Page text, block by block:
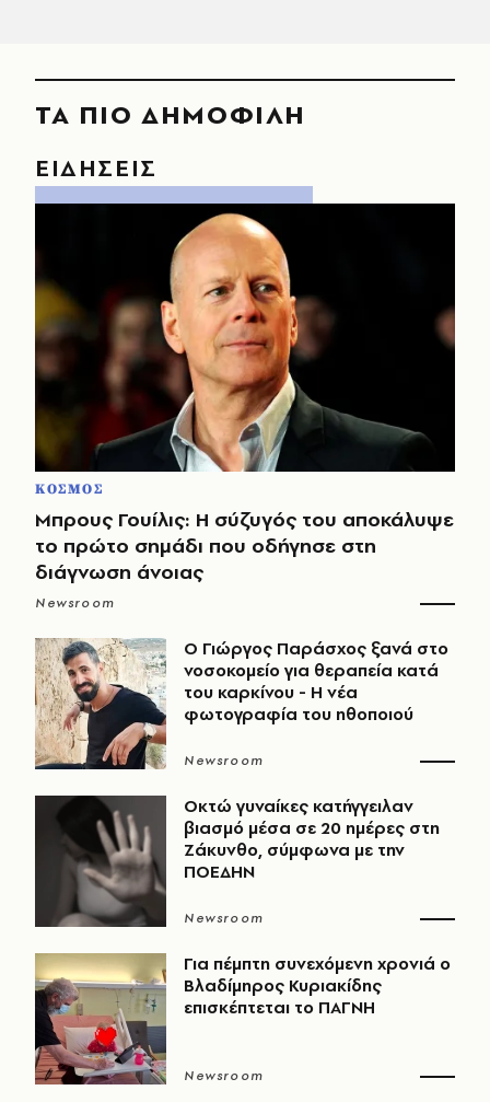
ΤΑ ΠΙΟ ΔΗΜΟΦΙΛΗ
ΕΙΔΗΣΕΙΣ
ΚΟΣΜΟΣ
Μπρους Γουίλις: Η σύζυγός του αποκάλυψε
το πρώτο σημάδι που οδήγησε στη
διάγνωση άνοιας
Newsroom
O Γιώργος Παράσχος ξανά στο
νοσοκομείο για θεραπεία κατά
του καρκίνου - Η νέα
φωτογραφία του ηθοποιού
Newsroom
Οκτώ γυναίκες κατήγγειλαν
βιασμό μέσα σε 20 ημέρες στη
Ζάκυνθο, σύμφωνα με την
ΠΟΕΔΗΝ
Newsroom
Για πέμπτη συνεχόμενη χρονιά ο
Βλαδίμηρος Κυριακίδης
επισκέπτεται το ΠΑΓΝΗ
Newsroom